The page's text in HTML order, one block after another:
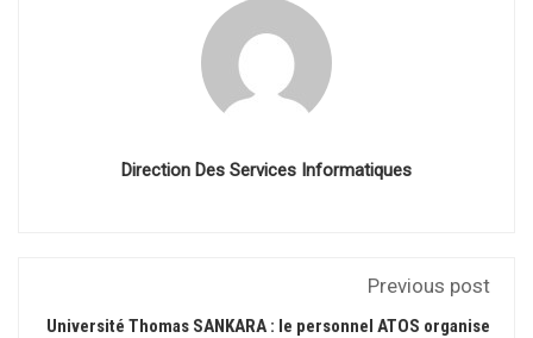
Direction Des Services Informatiques
Previous post
Université Thomas SANKARA : le personnel ATOS organise